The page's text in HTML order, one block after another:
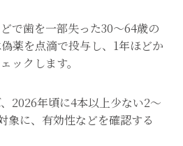
で歯を一部失った30～64歳の
薬を点滴で投与し、1年ほどか
ックします。
2026年頃に4本以上少ない2～
象に、有効性などを確認する